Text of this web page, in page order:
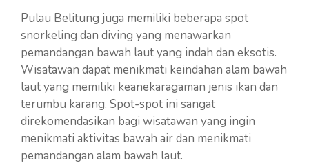
Pulau Belitung juga memiliki beberapa spot
snorkeling dan diving yang menawarkan
pemandangan bawah laut yang indah dan eksotis.
Wisatawan dapat menikmati keindahan alam bawah
laut yang memiliki keanekaragaman jenis ikan dan
terumbu karang. Spot-spot ini sangat
direkomendasikan bagi wisatawan yang ingin
menikmati aktivitas bawah air dan menikmati
pemandangan alam bawah laut.